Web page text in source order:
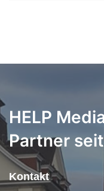
HELP
Partner
Kontakt